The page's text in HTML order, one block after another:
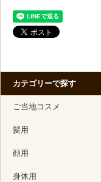
カテゴリーで探す
ご当地コスメ
髪用
顔用
身体用